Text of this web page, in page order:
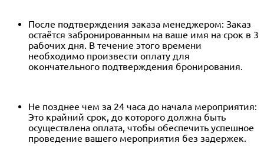
После подтверждения заказа менеджером: Заказ
остаётся забронированным на ваше имя на срок в 3
рабочих дня. В течение этого времени
необходимо произвести оплату для
окончательного подтверждения бронирования.
Не позднее чем за 24 часа до начала мероприятия:
Это крайний срок, до которого должна быть
осуществлена оплата, чтобы обеспечить успешное
проведение вашего мероприятия без задержек.